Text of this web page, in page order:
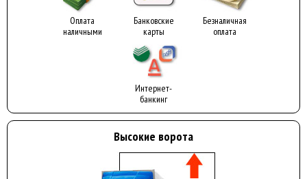
Оплата
наличными
Банковские
карты
Безналичная
оплата
Интернет-
банкинг
Высокие ворота